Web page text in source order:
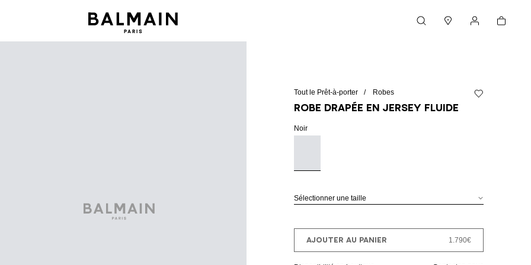
Panier
Tout le Prêt-à-porter Robes
Robe drapée en jersey fluide
Noir
Sélectionner une taille
AJOUTER AU PANIER 1.790€